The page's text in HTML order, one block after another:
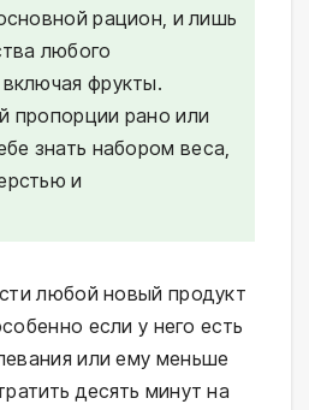
рацион, и лишь
любого
фрукты.
пропорции рано или
знать набором веса,
и
любой новый продукт
если у него есть
или ему меньше
десять минут на